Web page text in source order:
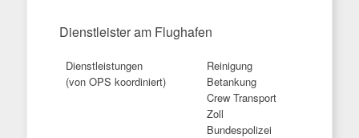
Dienstleister am Flughafen
Dienstleistungen
(von OPS koordiniert)
Reinigung
Betankung
Crew Transport
Zoll
Bundespolizei